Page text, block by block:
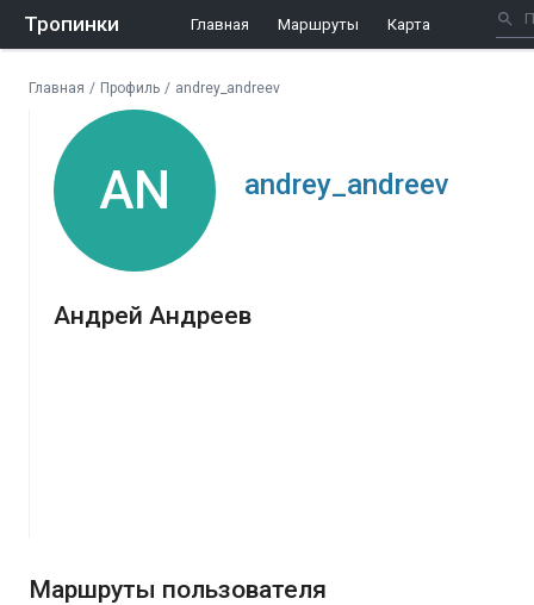
Тропинки Главная Маршруты Карта
Главная / Профиль / andrey_andreev
AN andrey_andreev
Андрей Андреев
Маршруты пользователя